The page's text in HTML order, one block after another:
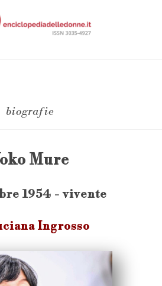
biografie
Mure
1954 - vivente
Ingrosso